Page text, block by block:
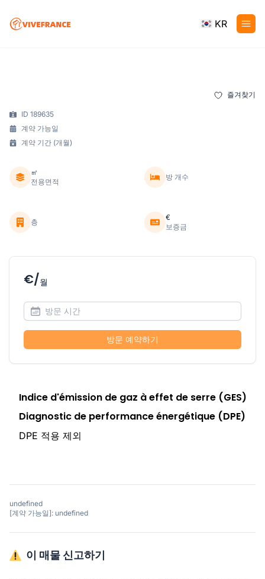
KR
즐겨찾기
ID 189635
계약 가능일
계약 기간 (개월)
㎡
전용면적
방 개수
층
€
보증금
€/월
방문 예약하기
Indice d'émission de gaz à effet de serre (GES)
Diagnostic de performance énergétique (DPE)
DPE 적용 제외
undefined
[계약 가능일]: undefined
이 매물 신고하기